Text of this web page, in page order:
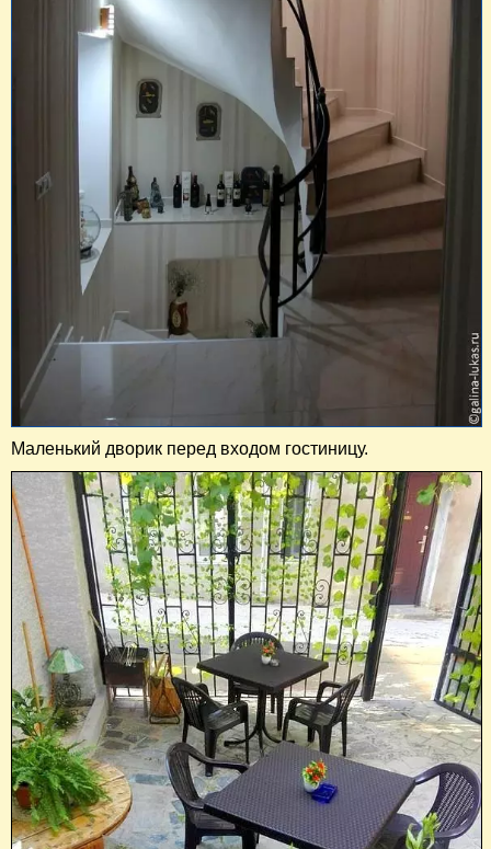
Маленький дворик перед входом гостиницу.